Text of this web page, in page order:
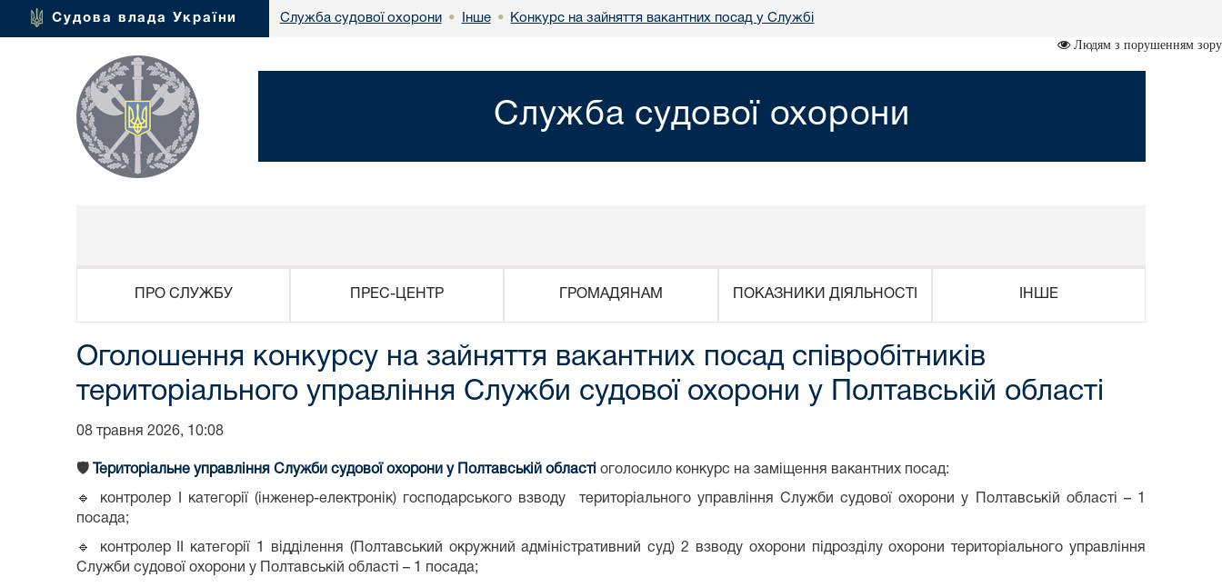
Судова влада України Служба судової охорони • Інше • Конкурс на зайняття вакантних посад у Службі
Людям з порушенням зору
Служба судової охорони
ПРО СЛУЖБУ ПРЕС-ЦЕНТР ГРОМАДЯНАМ ПОКАЗНИКИ ДІЯЛЬНОСТІ ІНШЕ
Оголошення конкурсу на зайняття вакантних посад співробітників
територіального управління Служби судової охорони у Полтавській області
08 травня 2026, 10:08
🛡️ Територіальне управління Служби судової охорони у Полтавській області оголосило конкурс на заміщення вакантних посад:
🔹 контролер І категорії (інженер-електронік) господарського взводу територіального управління Служби судової охорони у Полтавській області – 1
посада;
🔹 контролер IІ категорії 1 відділення (Полтавський окружний адміністративний суд) 2 взводу охорони підрозділу охорони територіального управління
Служби судової охорони у Полтавській області – 1 посада;